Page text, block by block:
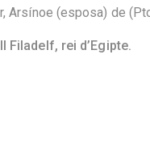
Arsínoe (esposa) de
Filadelf, rei d’Egipte.